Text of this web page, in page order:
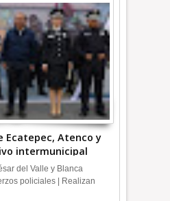
Ecatepec, Atenco y
intermunicipal
del Valle y Blanca
policiales | Realizan